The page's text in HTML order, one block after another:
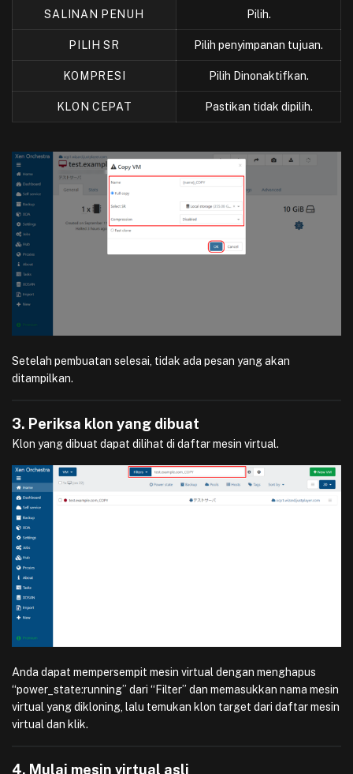
SALINAN PENUH Pilih.
PILIH SR Pilih penyimpanan tujuan.
KOMPRESI Pilih Dinonaktifkan.
KLON CEPAT Pastikan tidak dipilih.
Setelah pembuatan selesai, tidak ada pesan yang akan
ditampilkan.
3. Periksa klon yang dibuat
Klon yang dibuat dapat dilihat di daftar mesin virtual.
Anda dapat mempersempit mesin virtual dengan menghapus
“power_state:running” dari “Filter” dan memasukkan nama mesin
virtual yang dikloning, lalu temukan klon target dari daftar mesin
virtual dan klik.
4. Mulai mesin virtual asli